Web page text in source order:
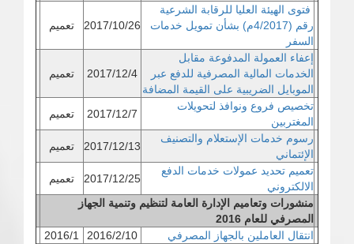
فتوى الهيئة العليا للرقابة الشرعية
رقم (4/2017م) بشأن تمويل خدمات
السفر
2017/10/26 تعميم
إعفاء العمولة المدفوعة مقابل
الخدمات المالية المصرفية للدفع عبر
الموبايل الضريبية على القيمة المضافة
2017/12/4 تعميم
تخصيص فروع ونوافذ لتحويلات
المغتربين
2017/12/7
تعميم
رسوم خدمات الإستعلام والتصنيف
الإئتماني
2017/12/13
تعميم
تعميم تحديد عمولات خدمات الدفع
الالكتروني
2017/12/25
تعميم
منشورات وتعاميم الإدارة العامة لتنظيم وتنمية الجهاز
المصرفي للعام 2016
انتقال العاملين بالجهاز المصرفي
2016/2/10
2016/1